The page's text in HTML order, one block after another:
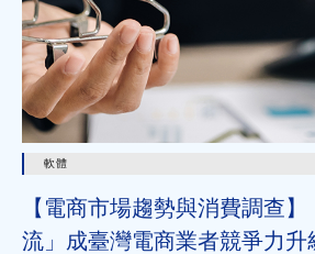
軟體
【電商市場趨勢與消費調查
流」成臺灣電商業者競爭力